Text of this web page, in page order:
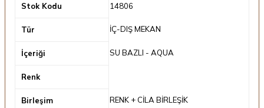
Stok Kodu 14806
Tür İÇ-DIŞ MEKAN
İçeriği SU BAZLI - AQUA
Renk
Birleşim RENK + CİLA BİRLEŞİK